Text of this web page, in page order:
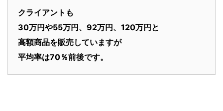
クライアントも
30万円や55万円、92万円、120万円と
高額商品を販売していますが
平均率は70％前後です。